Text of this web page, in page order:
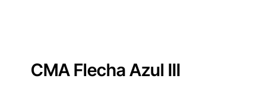
CMA Flecha Azul III